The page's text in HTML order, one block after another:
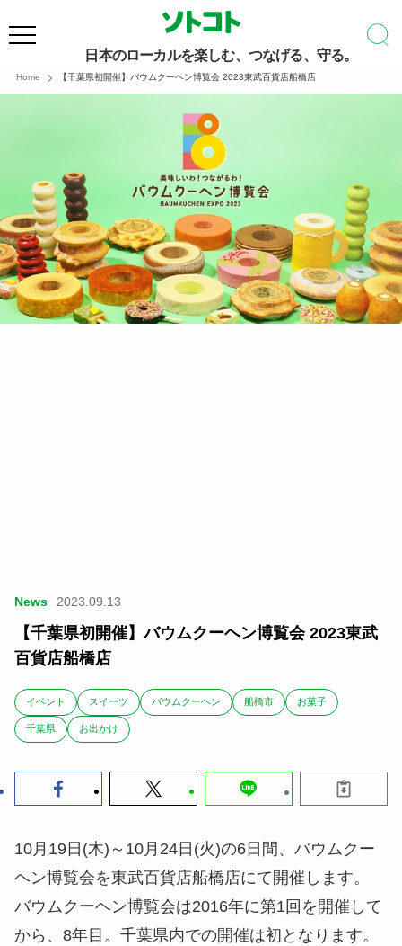
日本のローカルを楽しむ、つなげる、守る。
Home 【千葉県初開催】バウムクーヘン博覧会 2023東武百貨店船橋店
News 2023.09.13
【千葉県初開催】バウムクーヘン博覧会 2023東武
百貨店船橋店
イベント スイーツ バウムクーヘン 船橋市 お菓子
千葉県 お出かけ
10月19日(木)～10月24日(火)の6日間、バウムクー
ヘン博覧会を東武百貨店船橋店にて開催します。
バウムクーヘン博覧会は2016年に第1回を開催して
から、8年目。千葉県内での開催は初となります。